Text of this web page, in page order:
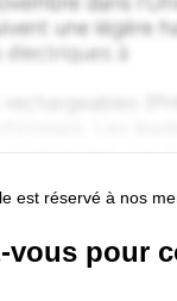
est réservé à nos
vous pour